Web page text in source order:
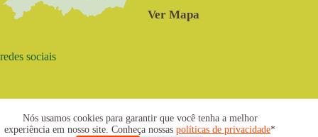
Nós usamos cookies para garantir que você tenha a melhor
experiência em nosso site. Conheça nossaspolíticas de privacidade*
Ver Mapa
redes sociais
2021 © www.centrosabia.org.br